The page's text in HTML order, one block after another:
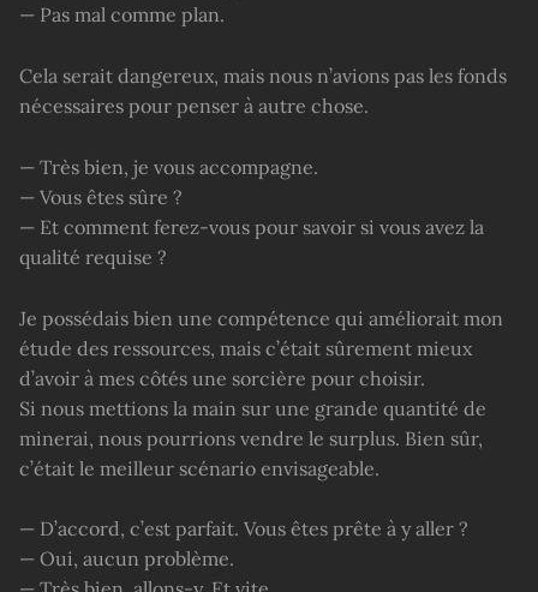
— Pas mal comme plan.
Cela serait dangereux, mais nous n’avions pas les fonds
nécessaires pour penser à autre chose.
— Très bien, je vous accompagne.
— Vous êtes sûre ?
— Et comment ferez-vous pour savoir si vous avez la
qualité requise ?
Je possédais bien une compétence qui améliorait mon
étude des ressources, mais c’était sûrement mieux
d’avoir à mes côtés une sorcière pour choisir.
Si nous mettions la main sur une grande quantité de
minerai, nous pourrions vendre le surplus. Bien sûr,
c’était le meilleur scénario envisageable.
— D’accord, c’est parfait. Vous êtes prête à y aller ?
— Oui, aucun problème.